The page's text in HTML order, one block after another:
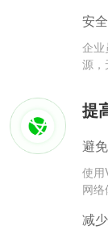
安
企业
源，
提
避
使用
网络
减